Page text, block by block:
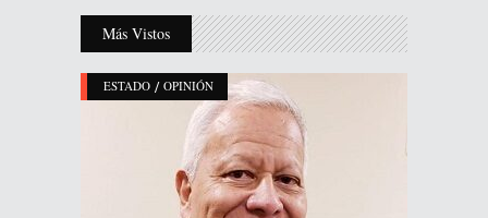
Más Vistos
ESTADO / OPINIÓN